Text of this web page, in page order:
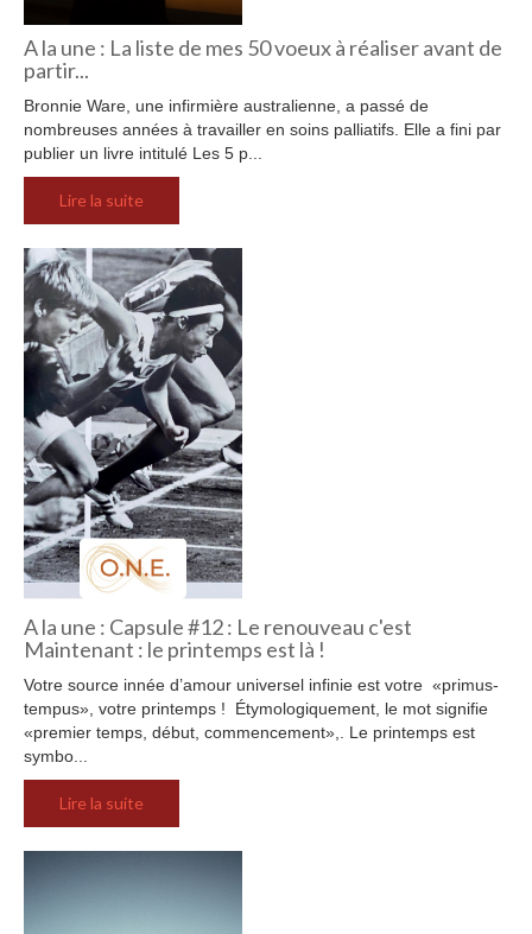
A la une : La liste de mes 50 voeux à réaliser avant de
partir...
Bronnie Ware, une infirmière australienne, a passé de
nombreuses années à travailler en soins palliatifs. Elle a fini par
publier un livre intitulé Les 5 p...
Lire la suite
A la une : Capsule #12 : Le renouveau c'est
Maintenant : le printemps est là !
Votre source innée d’amour universel infinie est votre «primus-
tempus», votre printemps ! Étymologiquement, le mot signifie
«premier temps, début, commencement»,. Le printemps est
symbo...
Lire la suite